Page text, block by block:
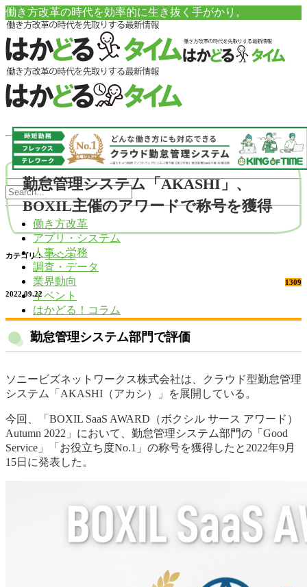
働き方改革の時代を効率的に生き抜く手がかり。
働き方改革
アプリ・システム
人事・労務
調査・データ
業界動向
イベント
はかどる！コラム
勤怠管理システム「AKASHI」、
BOXIL主催のアワードで称号を獲得
カテゴリ： イベント
1309
2022.09.22
勤怠管理システム部門で評価
ソニービズネットワークス株式会社は、クラウド型勤怠管理
システム「AKASHI（アカシ）」を展開している。
今回、「BOXIL SaaS AWARD（ボクシル サース アワード）
Autumn 2022」において、勤怠管理システム部門の「Good
Service」「お役立ち度No.1」の称号を獲得したと2022年9月
15日に発表した。